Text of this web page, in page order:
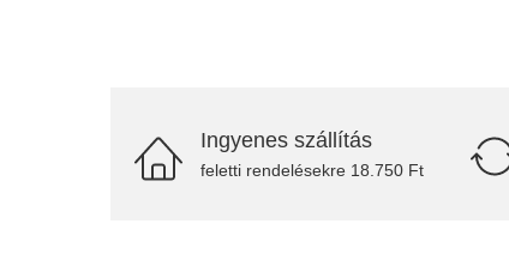
Ingyenes szállítás
feletti rendelésekre 18.750 Ft